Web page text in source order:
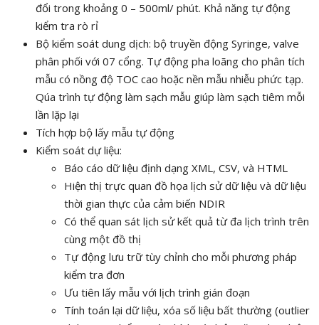
đổi trong khoảng 0 – 500ml/ phút. Khả năng tự động
kiểm tra rò rỉ
Bộ kiểm soát dung dịch: bộ truyền động Syringe, valve
phân phối với 07 cổng. Tự động pha loãng cho phân tích
mẫu có nồng độ TOC cao hoặc nền mẫu nhiễu phức tạp.
Qúa trình tự động làm sạch mẫu giúp làm sạch tiêm mỗi
lần lặp lại
Tích hợp bộ lấy mẫu tự động
Kiểm soát dự liệu:
Báo cáo dữ liệu định dạng XML, CSV, và HTML
Hiện thị trực quan đồ họa lịch sử dữ liệu và dữ liệu
thời gian thực của cảm biến NDIR
Có thể quan sát lịch sử kết quả từ đa lịch trình trên
cùng một đồ thị
Tự động lưu trữ tùy chỉnh cho mỗi phương pháp
kiểm tra đơn
Ưu tiên lấy mẫu với lịch trình gián đoạn
Tính toán lại dữ liệu, xóa số liệu bất thường (outlier